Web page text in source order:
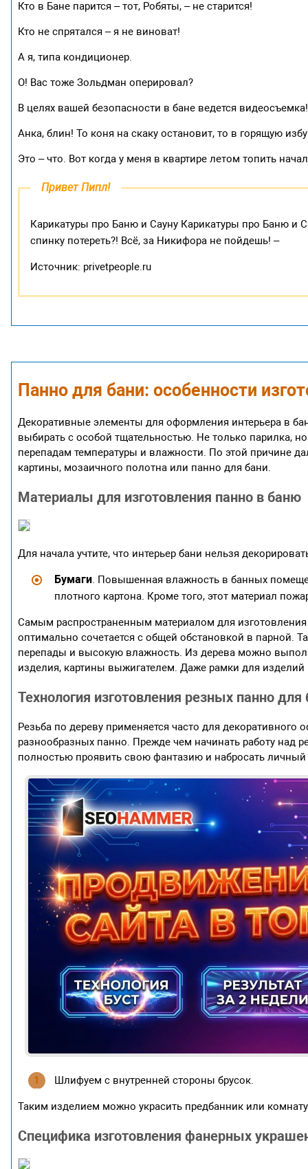
Кто в Бане парится – тот, Робяты, – не старится!
Кто не спрятался – я не виноват!
А я, типа кондиционер.
О! Вас тоже Зольдман оперировал?
В целях вашей безопасности в бане ведется видеосъемка!
Анка, блин! То коня на скаку остановит, то в горящую
Это – что. Вот когда у меня в квартире летом топить
Привет Пипл!
Карикатуры про Баню и Сауну Карикатуры про Баню и
спинку потереть?! Всё, за Никифора не пойдешь! –
Источник: privetpeople.ru
Панно для бани: особенности
Декоративные элементы для оформления интерьера в
выбирать с особой тщательностью. Не только парилка,
перепадам температуры и влажности. По этой причине
картины, мозаичного полотна или панно для бани.
Материалы для изготовления панно в баню
Для начала учтите, что интерьер бани нельзя
Бумаги. Повышенная влажность в банных
плотного картона. Кроме того, этот материал
Самым распространенным материалом для изготовления
оптимально сочетается с общей обстановкой в парной.
перепады и высокую влажность. Из дерева можно
изделия, картины выжигателем. Даже рамки для изделий
Технология изготовления резных панно для
Резьба по дереву применяется часто для
разнообразных панно. Прежде чем начинать работу над
полностью проявить свою фантазию и набросать
Шлифуем с внутренней стороны брусок.
Таким изделием можно украсить предбанник или
Специфика изготовления фанерных